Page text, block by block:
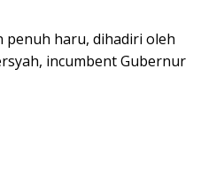
penuh haru, dihadiri oleh
incumbent Gubernur